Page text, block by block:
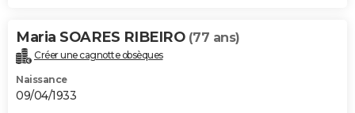
Maria SOARES RIBEIRO (77 ans)
Créer une cagnotte obsèques
Naissance
09/04/1933